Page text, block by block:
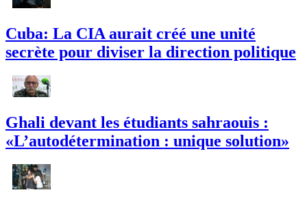
Cuba: La CIA aurait créé une unité
secrète pour diviser la direction politique
Ghali devant les étudiants sahraouis :
«L’autodétermination : unique solution»